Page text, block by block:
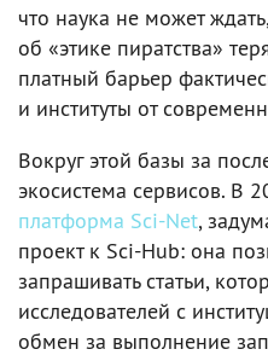
что наука не может
об «этике пиратства»
платный барьер
и институты от
Вокруг этой базы за
экосистема сервисов. В
платформа Sci‑Net,
проект к Sci‑Hub: она
запрашивать статьи,
исследователей с
обмен за выполнение